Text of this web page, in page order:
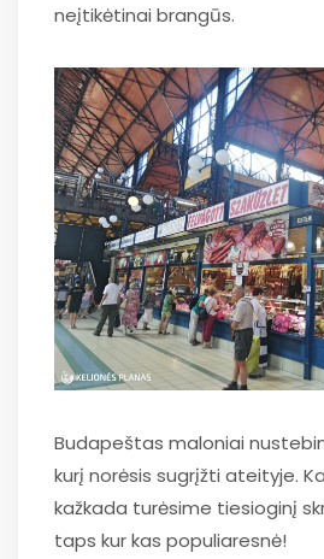
neįtikėtinai brangūs.
Budapeštas maloniai
kurį norėsis sugrįžti ateityje.
kažkada turėsime tiesioginį
taps kur kas populiaresnė!